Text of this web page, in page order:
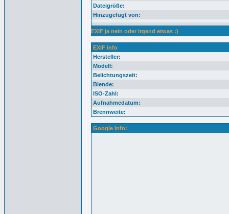
Dateigröße:
Hinzugefügt von:
EXIF ja nein oder irgend etwas :)
EXIF Info
Hersteller:
Modell:
Belichtungszeit:
Blende:
ISO-Zahl:
Aufnahmedatum:
Brennweite:
Google Info: